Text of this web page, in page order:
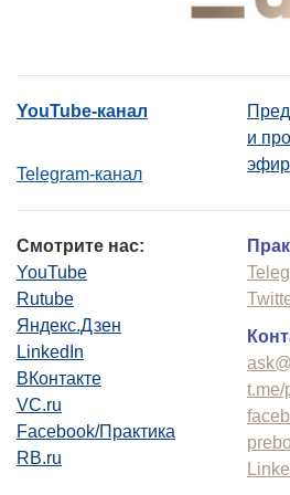
YouTube-канал
Telegram-канал
и
Смотрите нас:
YouTube
Rutube
Яндекс.Дзен
LinkedIn
ВКонтакте
VC.ru
Facebook/Практика
RB.ru
t.me/